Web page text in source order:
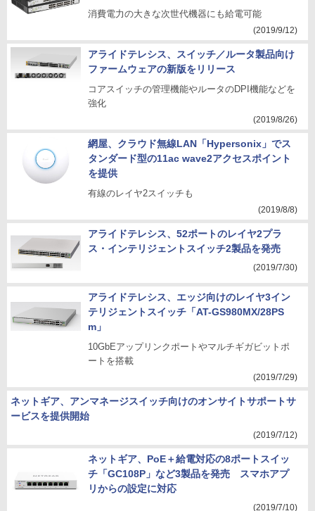
消費電力の大きな次世代機器にも給電可能
(2019/9/12)
アライドテレシス、スイッチ／ルータ製品向け
ファームウェアの新版をリリース
コアスイッチの管理機能やルータのDPI機能などを
強化
(2019/8/26)
網屋、クラウド無線LAN「Hypersonix」でス
タンダード型の11ac wave2アクセスポイント
を提供
有線のレイヤ2スイッチも
(2019/8/8)
アライドテレシス、52ポートのレイヤ2プラ
ス・インテリジェントスイッチ2製品を発売
(2019/7/30)
アライドテレシス、エッジ向けのレイヤ3イン
テリジェントスイッチ「AT-GS980MX/28PS
m」
10GbEアップリンクポートやマルチギガビットポ
ートを搭載
(2019/7/29)
ネットギア、アンマネージスイッチ向けのオンサイトサポートサ
ービスを提供開始
(2019/7/12)
ネットギア、PoE＋給電対応の8ポートスイッ
チ「GC108P」など3製品を発売 スマホアプ
リからの設定に対応
(2019/7/10)